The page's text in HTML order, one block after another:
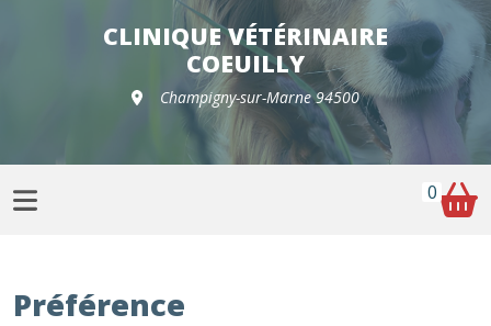
Sélection de croquettes vétérinaire
CLINIQUE VÉTÉRINAIRE
COEUILLY
Champigny-sur-Marne 94500
0
Préférence